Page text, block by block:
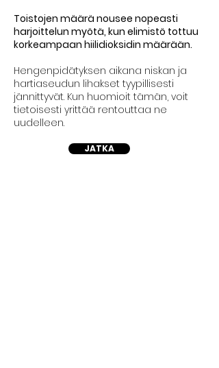
Toistojen määrä nousee nopeasti
harjoittelun myötä, kun elimistö tottuu
korkeampaan hiilidioksidin määrään.
Hengenpidätyksen aikana niskan ja
hartiaseudun lihakset tyypillisesti
jännittyvät. Kun huomioit tämän, voit
tietoisesti yrittää rentouttaa ne
uudelleen.
JATKA